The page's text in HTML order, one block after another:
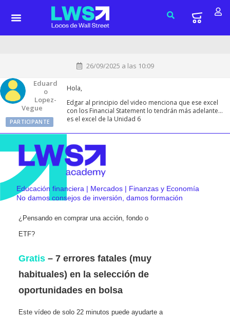
26/09/2025 a las 10:09
Eduard
O
Lopez-
Vegue
PARTICIPANTE
Hola,
Edgar al principio del video menciona que ese excel
con los Financial Statement lo tendrán más adelante…
es el excel de la Unidad 6
Educación financiera | Mercados | Finanzas y Economía
No damos consejos de inversión, damos formación
¿Pensando en comprar una acción, fondo o
ETF?
Gratis – 7 errores fatales (muy
habituales) en la selección de
oportunidades en bolsa
Este vídeo de solo 22 minutos puede ayudarte a